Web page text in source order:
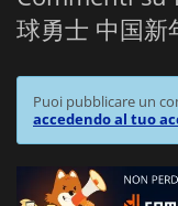
球勇士 中国新
Puoi pubblicare un
accedendo al tuo